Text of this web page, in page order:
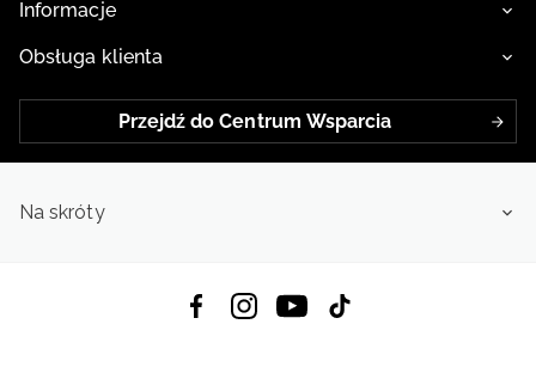
Informacje
Obsługa klienta
Przejdź do Centrum Wsparcia
Na skróty